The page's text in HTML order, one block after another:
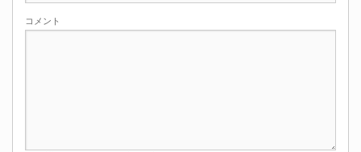
コメント